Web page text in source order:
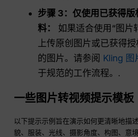
步骤 3：仅使用已获得
料：
如果适合使用“图片
上传原创图片或已获得
的图片。请参阅 Kling 图
于规范的工作流程。.
一些图片转视频提示模板
以下提示示例旨在演示如何更清晰地描
貌、服装、光线、摄影角度、构图、意